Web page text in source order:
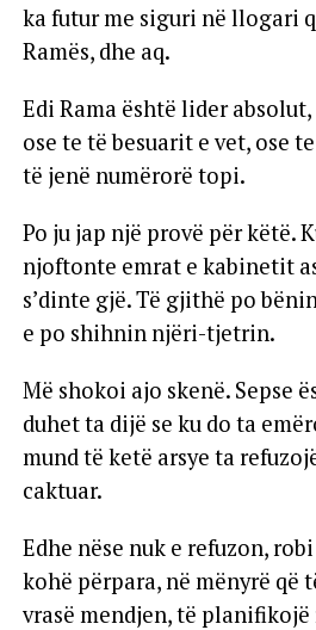
ka futur me siguri në llogari
Ramës, dhe aq.
Edi Rama është lider
ose te të besuarit e vet, ose
të jenë numërorë topi.
Po ju jap një provë për këtë.
njoftonte emrat e kabinetit
s’dinte gjë. Të gjithë po
e po shihnin njëri-tjetrin.
Më shokoi ajo skenë. Sepse
duhet ta dijë se ku do ta
mund të ketë arsye ta
caktuar.
Edhe nëse nuk e refuzon,
kohë përpara, në mënyrë që
vrasë mendjen, të